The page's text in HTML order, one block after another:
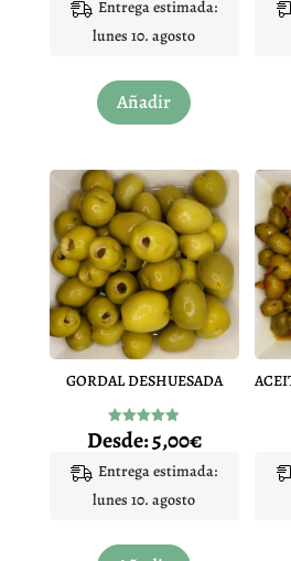
de 5
Entrega estimada:
lunes 10. agosto
Añadir
GORDAL DESHUESADA
Valorado
con
de 5
Desde:5,00€
Entrega estimada:
lunes 10. agosto